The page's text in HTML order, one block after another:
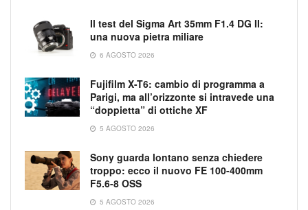
Il test del Sigma Art 35mm F1.4 DG II:
una nuova pietra miliare
6 AGOSTO 2026
Fujifilm X-T6: cambio di programma a
Parigi, ma all’orizzonte si intravede una
“doppietta” di ottiche XF
5 AGOSTO 2026
Sony guarda lontano senza chiedere
troppo: ecco il nuovo FE 100-400mm
F5.6-8 OSS
5 AGOSTO 2026